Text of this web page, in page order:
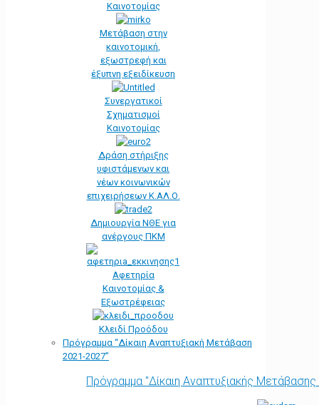
Καινοτομίας
Μετάβαση στην
καινοτομική,
εξωστρεφή και
έξυπνη εξειδίκευση
Συνεργατικοί
Σχηματισμοί
Καινοτομίας
Δράση στήριξης
υφιστάμενων και
νέων κοινωνικών
επιχειρήσεων Κ.ΑΛ.Ο.
Δημιουργία ΝΘΕ για
ανέργους ΠΚΜ
Αφετηρία
Kαινοτομίας &
Εξωστρέφειας
Κλειδί Προόδου
Πρόγραμμα “Δίκαιη Αναπτυξιακή Μετάβαση
2021-2027”
Πρόγραμμα "Δίκαιη Αναπτυξιακής